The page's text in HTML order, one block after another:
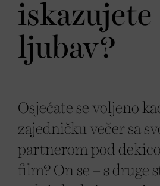
iskazujete
ljubav?
Osjećate se voljeno
zajedničku večer sa
partnerom pod
film? On se – s druge